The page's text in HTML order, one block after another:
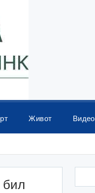
Живот Видео